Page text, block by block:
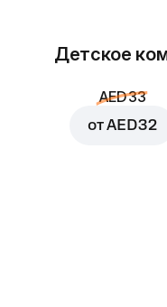
Детское
AED 33
отAED 32